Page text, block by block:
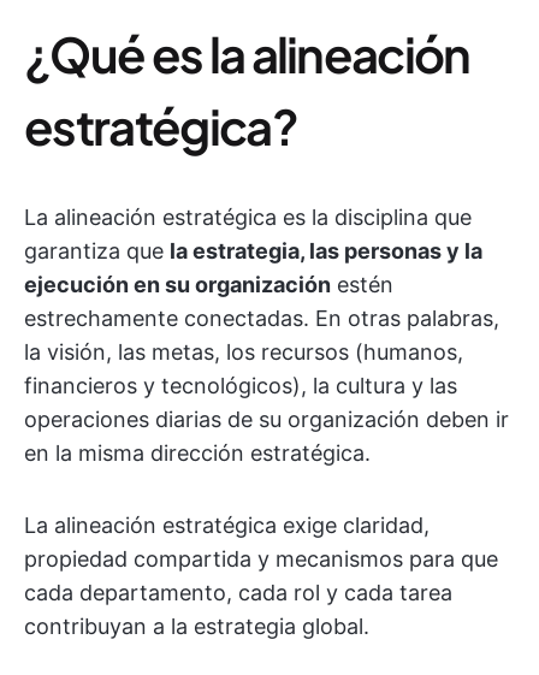
¿Qué es la alineación
estratégica?
La alineación estratégica es la disciplina que
garantiza que la estrategia, las personas y la
ejecución en su organización estén
estrechamente conectadas. En otras palabras,
la visión, las metas, los recursos (humanos,
financieros y tecnológicos), la cultura y las
operaciones diarias de su organización deben ir
en la misma dirección estratégica.
La alineación estratégica exige claridad,
propiedad compartida y mecanismos para que
cada departamento, cada rol y cada tarea
contribuyan a la estrategia global.